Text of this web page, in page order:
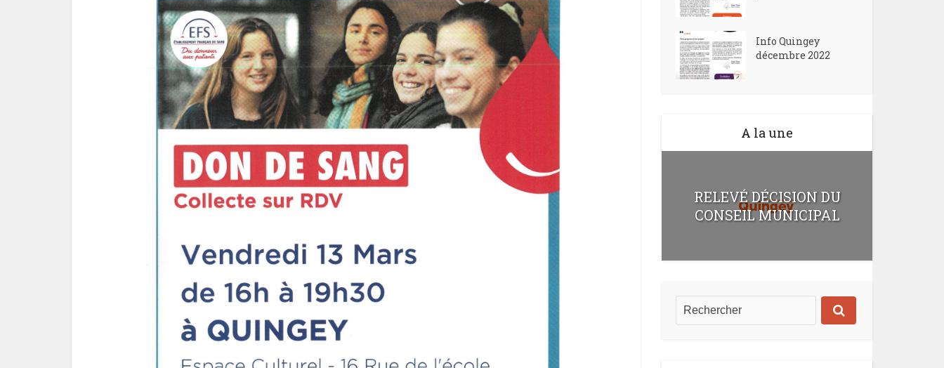
Info Quingey
décembre 2022
A la une
RELEVÉ DÉCISION DU
CONSEIL MUNICIPAL